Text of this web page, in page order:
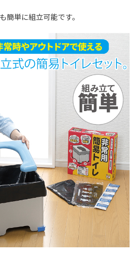
簡単に組立可能です。